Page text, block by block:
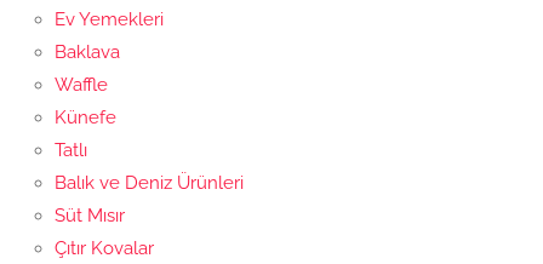
Ev Yemekleri
Baklava
Waffle
Künefe
Tatlı
Balık ve Deniz Ürünleri
Süt Mısır
Çıtır Kovalar